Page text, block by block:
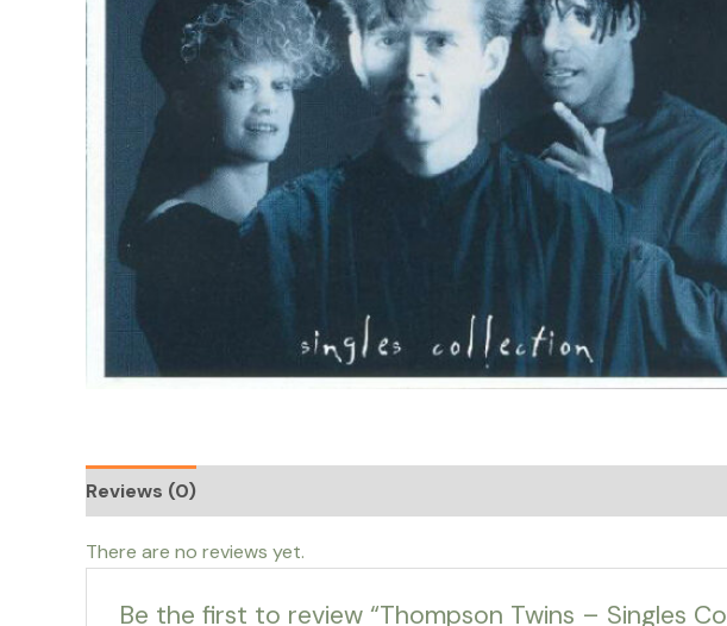
Reviews (0)
There are no reviews yet.
Be the first to review “Thompson Twins – Singles